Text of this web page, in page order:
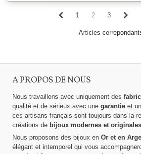
1 2 3
Articles
A PROPOS DE NOUS
Nous travaillons avec uniquement des
qualité et de sérieux avec une garantie et un
ces artisans français sont toujours dans la
créations de bijoux modernes et originales
Nous proposons des bijoux en Or et en
élégant et intemporel qui vous